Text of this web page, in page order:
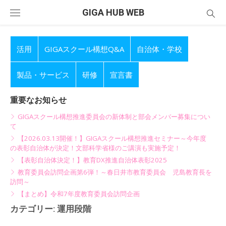
GIGA HUB WEB
活用 GIGAスクール構想Q&A 自治体・学校
製品・サービス 研修 宣言書
重要なお知らせ
GIGAスクール構想推進委員会の新体制と部会メンバー募集につい
て
【2026.03.13開催！】GIGAスクール構想推進セミナー～今年度
の表彰自治体が決定！文部科学省様のご講演も実施予定！
【表彰自治体決定！】教育DX推進自治体表彰2025
教育委員会訪問企画第6弾！～春日井市教育委員会 児島教育長を
訪問～
【まとめ】令和7年度教育委員会訪問企画
カテゴリー: 運用段階